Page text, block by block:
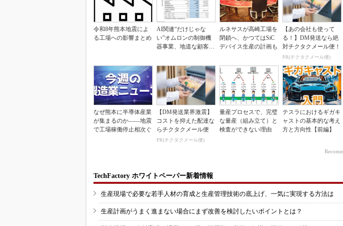
令和8年熊本地震によ
る工場への影響まとめ
AI関連“だけじゃな
い”オムロンの制御機
器事業、地道な顧客基
ルネサスが高崎工場を
閉鎖へ、かつてはSiC
デバイス生産の計画も
【あの会社も使って
る！】DM発送なら絶
対チクタクメール便！
PR(チクタクメール便)
なぜ熊本に半導体産業
が集まるのか――地震
で工場稼働停止相次ぐ
【DM発送業界激震】
コストを抑えた配達な
らチクタクメール便
PR(チクタクメール便)
量産プロセスで、完璧
な量産（組み立て）と
検査ができない理由
テスラにおけるギガキ
ャストの基本的な考え
方と方向性【前編】
TechFactory ホワイトペーパー新着情報
生産現場で必要な若手人材の育成と生産管理技術の底上げ、一気に実現する方法は
生産計画がうまく進まない場合にまず改善を検討したいポイントとは？